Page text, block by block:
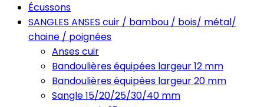
Écussons
SANGLES ANSES cuir / bambou / bois/ métal/
chaine / poignées
Anses cuir
Bandoulières équipées largeur 12 mm
Bandoulières équipées largeur 20 mm
Sangle 15/20/25/30/40 mm